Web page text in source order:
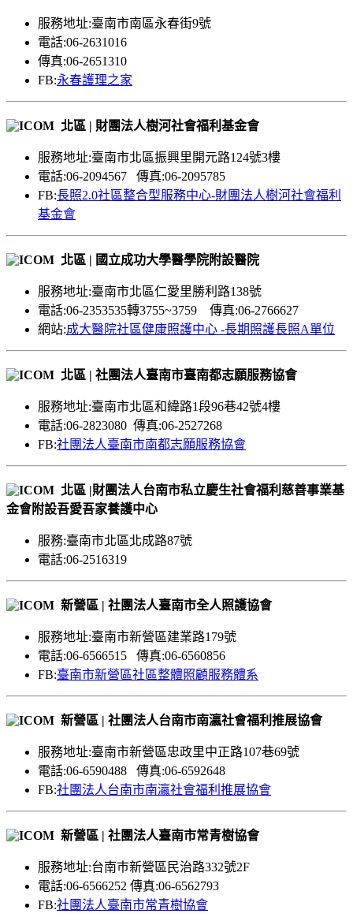
服務地址:臺南市南區永春街9號
電話:06-2631016
傳真:06-2651310
FB:永春護理之家
北區 | 財團法人樹河社會福利基金會
服務地址:臺南市北區振興里開元路124號3樓
電話:06-2094567 傳真:06-2095785
FB:長照2.0社區整合型服務中心-財團法人樹河社會福利
基金會
北區 | 國立成功大學醫學院附設醫院
服務地址:臺南市北區仁愛里勝利路138號
電話:06-2353535轉3755~3759 傳真:06-2766627
網站:成大醫院社區健康照護中心 -長期照護長照A單位
北區 | 社團法人臺南市臺南都志願服務協會
服務地址:臺南市北區和緯路1段96巷42號4樓
電話:06-2823080 傳真:06-2527268
FB:社團法人臺南市南都志願服務協會
北區 |財團法人台南市私立慶生社會福利慈善事業基
金會附設吾愛吾家養護中心
服務:臺南市北區北成路87號
電話:06-2516319
新營區 | 社團法人臺南市全人照護協會
服務地址:臺南市新營區建業路179號
電話:06-6566515 傳真:06-6560856
FB:臺南市新營區社區整體照顧服務體系
新營區 | 社團法人台南市南瀛社會福利推展協會
服務地址:臺南市新營區忠政里中正路107巷69號
電話:06-6590488 傳真:06-6592648
FB:社團法人台南市南瀛社會福利推展協會
新營區 | 社團法人臺南市常青樹協會
服務地址:台南巿新營區民治路332號2F
電話:06-6566252 傳真:06-6562793
FB:社團法人臺南市常青樹協會